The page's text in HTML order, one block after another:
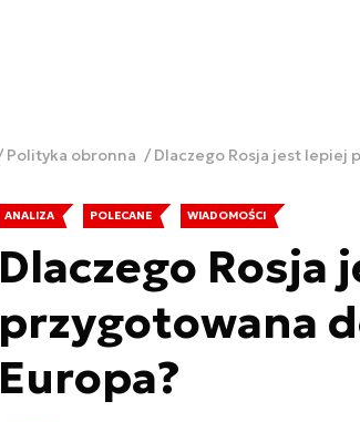
Polityka obronna Dlaczego Rosja jest lepiej
ANALIZA POLECANE WIADOMOŚCI
Dlaczego Rosja
przygotowana
Europa?